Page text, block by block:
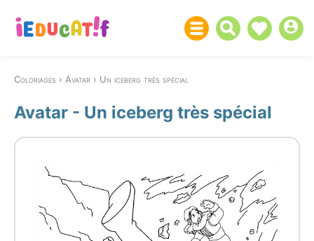
Coloriages Avatar Un iceberg très spécial
Avatar - Un iceberg très spécial